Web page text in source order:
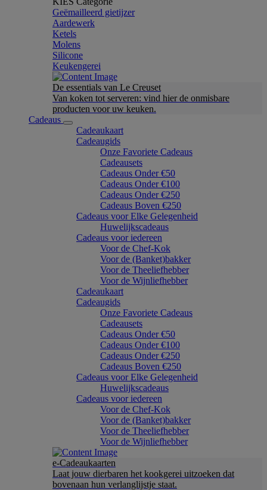
Geëmailleerd gietijzer
Aardewerk
Ketels
Molens
Silicone
Keukengerei
De essentials van Le Creuset
Van koken tot serveren: vind hier de onmisbare
producten voor uw keuken.
Cadeaus
Cadeaukaart
Cadeaugids
Onze Favoriete Cadeaus
Cadeausets
Cadeaus Onder €50
Cadeaus Onder €100
Cadeaus Onder €250
Cadeaus Boven €250
Cadeaus voor Elke Gelegenheid
Huwelijkscadeaus
Cadeaus voor iedereen
Voor de Chef-Kok
Voor de (Banket)bakker
Voor de Theeliefhebber
Voor de Wijnliefhebber
Cadeaukaart
Cadeaugids
Onze Favoriete Cadeaus
Cadeausets
Cadeaus Onder €50
Cadeaus Onder €100
Cadeaus Onder €250
Cadeaus Boven €250
Cadeaus voor Elke Gelegenheid
Huwelijkscadeaus
Cadeaus voor iedereen
Voor de Chef-Kok
Voor de (Banket)bakker
Voor de Theeliefhebber
Voor de Wijnliefhebber
e-Cadeaukaarten
Laat jouw dierbaren het kookgerei uitzoeken dat
bovenaan hun verlanglijstje staat.